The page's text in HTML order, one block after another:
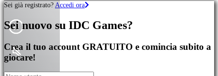
Sei già registrato? Accedi ora
Sei nuovo su IDC Games?
Crea il tuo account GRATUITO e comincia subito a
giocare!